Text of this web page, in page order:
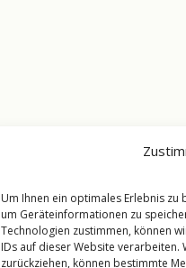
Um Ihnen ein optimales Erlebnis
um Geräteinformationen zu
Technologien zustimmen, können
IDs auf dieser Website verarbeiten.
zurückziehen, können bestimmte